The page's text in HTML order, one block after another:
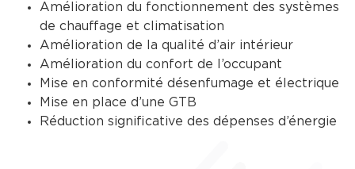
Amélioration du fonctionnement des systèmes
de chauffage et climatisation
Amélioration de la qualité d’air intérieur
Amélioration du confort de l’occupant
Mise en conformité désenfumage et électrique
Mise en place d’une GTB
Réduction significative des dépenses d’énergie